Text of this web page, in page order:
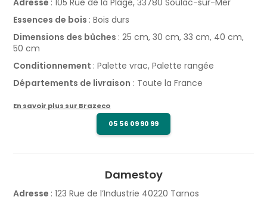
Essences de bois : Bois durs
Dimensions des bûches : 25 cm, 30 cm, 33 cm, 40 cm,
50 cm
Conditionnement : Palette vrac, Palette rangée
Départements de livraison : Toute la France
En savoir plus sur Brazeco
05 56 09 90 99
Damestoy
Adresse : 123 Rue de l’Industrie 40220 Tarnos